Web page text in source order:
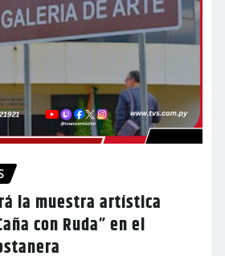
la muestra artística
con Ruda” en el